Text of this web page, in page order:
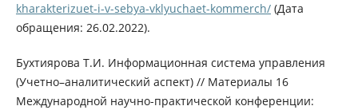
kharakterizuet-i-v-sebya-vklyuchaet-kommerch/(Дата
обращения: 26.02.2022).
Бухтиярова Т.И. Информационная система управления
(Учетно–аналитический аспект) // Материалы 16
Международной научно-практической конференции: